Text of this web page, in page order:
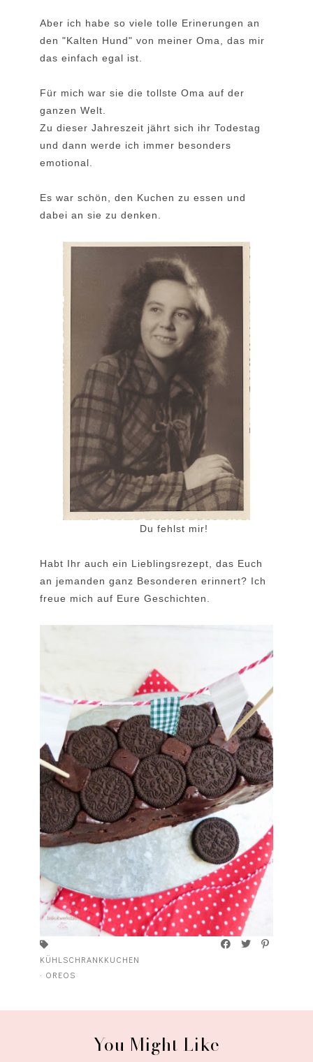
Aber ich habe so viele tolle Erinerungen an
den "Kalten Hund" von meiner Oma, das mir
das einfach egal ist.
Für mich war sie die tollste Oma auf der
ganzen Welt.
Zu dieser Jahreszeit jährt sich ihr Todestag
und dann werde ich immer besonders
emotional.
Es war schön, den Kuchen zu essen und
dabei an sie zu denken.
Du fehlst mir!
Habt Ihr auch ein Lieblingsrezept, das Euch
an jemanden ganz Besonderen erinnert? Ich
freue mich auf Eure Geschichten.
KÜHLSCHRANKKUCHEN
· OREOS
You Might Like